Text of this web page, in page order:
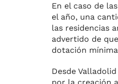
En el caso de
el año, una
las residencias
advertido de
dotación
Desde